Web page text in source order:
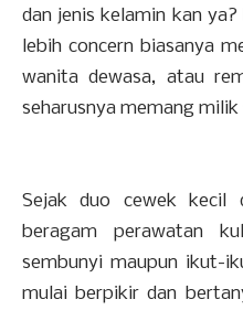
dan jenis kelamin kan
lebih concern biasanya
wanita dewasa, atau
seharusnya memang
Sejak duo cewek kecil
beragam perawatan
sembunyi maupun ikut-
mulai berpikir dan